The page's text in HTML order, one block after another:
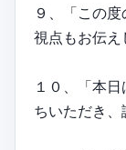
９、「この
視点もお伝え
１０、「本日
ちいただき、